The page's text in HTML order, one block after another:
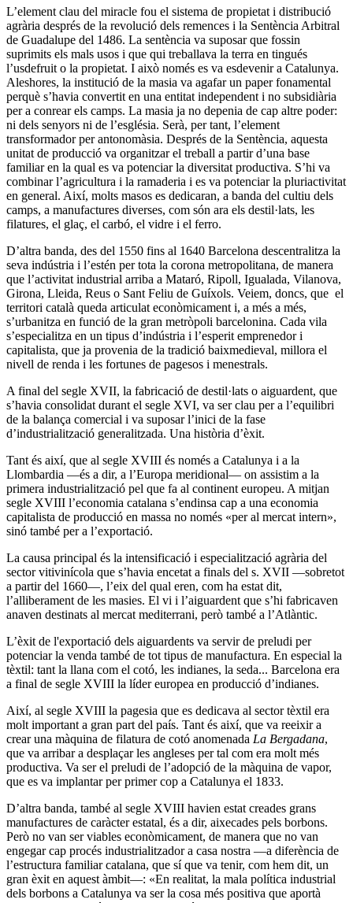
L’element clau del miracle fou el sistema de propietat i distribució
agrària després de la revolució dels remences i la Sentència Arbitral
de Guadalupe del 1486. La sentència va suposar que fossin
suprimits els mals usos i que qui treballava la terra en tingués
l’usdefruit o la propietat. I això només es va esdevenir a Catalunya.
Aleshores, la institució de la masia va agafar un paper fonamental
perquè s’havia convertit en una entitat independent i no subsidiària
per a conrear els camps. La masia ja no depenia de cap altre poder:
ni dels senyors ni de l’església. Serà, per tant, l’element
transformador per antonomàsia. Després de la Sentència, aquesta
unitat de producció va organitzar el treball a partir d’una base
familiar en la qual es va potenciar la diversitat productiva. S’hi va
combinar l’agricultura i la ramaderia i es va potenciar la pluriactivitat
en general. Així, molts masos es dedicaran, a banda del cultiu dels
camps, a manufactures diverses, com són ara els destil·lats, les
filatures, el glaç, el carbó, el vidre i el ferro.
D’altra banda, des del 1550 fins al 1640 Barcelona descentralitza la
seva indústria i l’estén per tota la corona metropolitana, de manera
que l’activitat industrial arriba a Mataró, Ripoll, Igualada, Vilanova,
Girona, Lleida, Reus o Sant Feliu de Guíxols. Veiem, doncs, que el
territori català queda articulat econòmicament i, a més a més,
s’urbanitza en funció de la gran metròpoli barcelonina. Cada vila
s’especialitza en un tipus d’indústria i l’esperit emprenedor i
capitalista, que ja provenia de la tradició baixmedieval, millora el
nivell de renda i les fortunes de pagesos i menestrals.
A final del segle XVII, la fabricació de destil·lats o aiguardent, que
s’havia consolidat durant el segle XVI, va ser clau per a l’equilibri
de la balança comercial i va suposar l’inici de la fase
d’industrialització generalitzada. Una història d’èxit.
Tant és així, que al segle XVIII és només a Catalunya i a la
Llombardia ―és a dir, a l’Europa meridional― on assistim a la
primera industrialització pel que fa al continent europeu. A mitjan
segle XVIII l’economia catalana s’endinsa cap a una economia
capitalista de producció en massa no només «per al mercat intern»,
sinó també per a l’exportació.
La causa principal és la intensificació i especialització agrària del
sector vitivinícola que s’havia encetat a finals del s. XVII ―sobretot
a partir del 1660―, l’eix del qual eren, com ha estat dit,
l’alliberament de les masies. El vi i l’aiguardent que s’hi fabricaven
anaven destinats al mercat mediterrani, però també a l’Atlàntic.
L’èxit de l'exportació dels aiguardents va servir de preludi per
potenciar la venda també de tot tipus de manufactura. En especial la
tèxtil: tant la llana com el cotó, les indianes, la seda... Barcelona era
a final de segle XVIII la líder europea en producció d’indianes.
Així, al segle XVIII la pagesia que es dedicava al sector tèxtil era
molt important a gran part del país. Tant és així, que va reeixir a
crear una màquina de filatura de cotó anomenada La Bergadana,
que va arribar a desplaçar les angleses per tal com era molt més
productiva. Va ser el preludi de l’adopció de la màquina de vapor,
que es va implantar per primer cop a Catalunya el 1833.
D’altra banda, també al segle XVIII havien estat creades grans
manufactures de caràcter estatal, és a dir, aixecades pels borbons.
Però no van ser viables econòmicament, de manera que no van
engegar cap procés industrialitzador a casa nostra ―a diferència de
l’estructura familiar catalana, que sí que va tenir, com hem dit, un
gran èxit en aquest àmbit―: «En realitat, la mala política industrial
dels borbons a Catalunya va ser la cosa més positiva que aportà